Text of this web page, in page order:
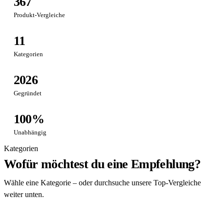
Produkt-Vergleiche
11
Kategorien
2026
Gegründet
100%
Unabhängig
Kategorien
Wofür möchtest du eine Empfehlung?
Wähle eine Kategorie – oder durchsuche unsere Top-Vergleiche
weiter unten.